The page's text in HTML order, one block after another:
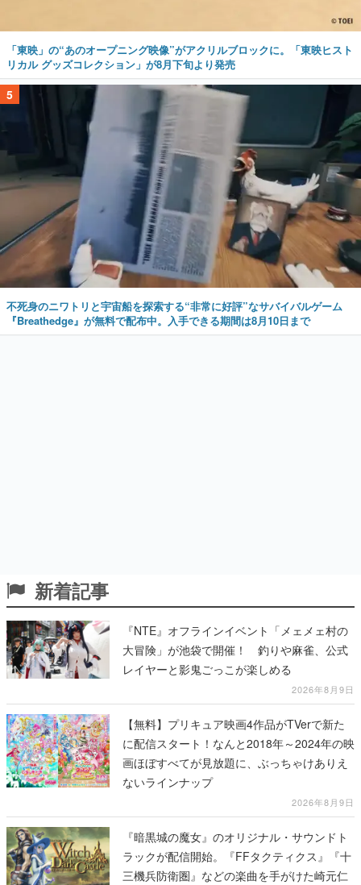
「東映」の“あのオープニング映像”がアクリルブロックに。「東映ヒスト
リカル グッズコレクション」が8月下旬より発売
5
不死身のニワトリと宇宙船を探索する“非常に好評”なサバイバルゲーム
『Breathedge』が無料で配布中。入手できる期間は8月10日まで
新着記事
『NTE』オフラインイベント「メェメェ村の
大冒険」が池袋で開催！ 釣りや麻雀、公式
レイヤーと影鬼ごっこが楽しめる
2026年8月9日
【無料】プリキュア映画4作品がTVerで新た
に配信スタート！なんと2018年～2024年の映
画ほぼすべてが見放題に、ぶっちゃけありえ
ないラインナップ
2026年8月9日
『暗黒城の魔女』のオリジナル・サウンドト
ラックが配信開始。『FFタクティクス』『十
三機兵防衛圏』などの楽曲を手がけた崎元仁